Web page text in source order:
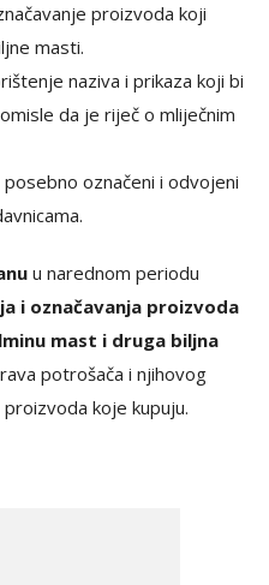
proizvoda koji
masti.
naziva i prikaza koji bi
da je riječ o mliječnim
označeni i odvojeni
u narednom periodu
i označavanja proizvoda
mast i druga biljna
potrošača i njihovog
koje kupuju.